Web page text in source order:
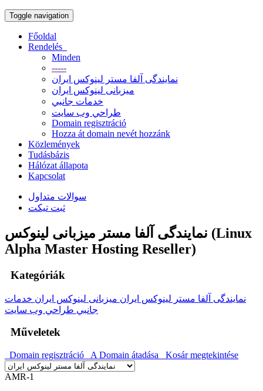
Toggle navigation
Főoldal
Rendelés
Minden
-----
نمایندگی آلفا مستر لینوکس ایران
میزبانی لینوکس ایران
خدمات جانبي
طراحي وب سايت
Domain regisztráció
Hozza át domain nevét hozzánk
Közlemények
Tudásbázis
Hálózat állapota
Kapcsolat
سوالات متداول
ثبت تیکت
نمایندگی آلفا مستر میزبانی لینوکس (Linux
Alpha Master Hosting Reseller)
Kategóriák
نمایندگی آلفا مستر لینوکس ایران میزبانی لینوکس ایران خدمات
جانبي طراحي وب سايت
Műveletek
Domain regisztráció A Domain átadása Kosár megtekintése
AMR-1